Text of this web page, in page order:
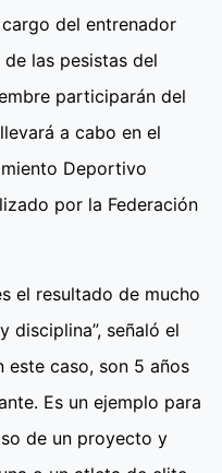
del entrenador
de las pesistas del
participarán del
a cabo en el
Deportivo
por la Federación
el resultado de mucho
disciplina”, señaló el
este caso, son 5 años
Es un ejemplo para
de un proyecto y